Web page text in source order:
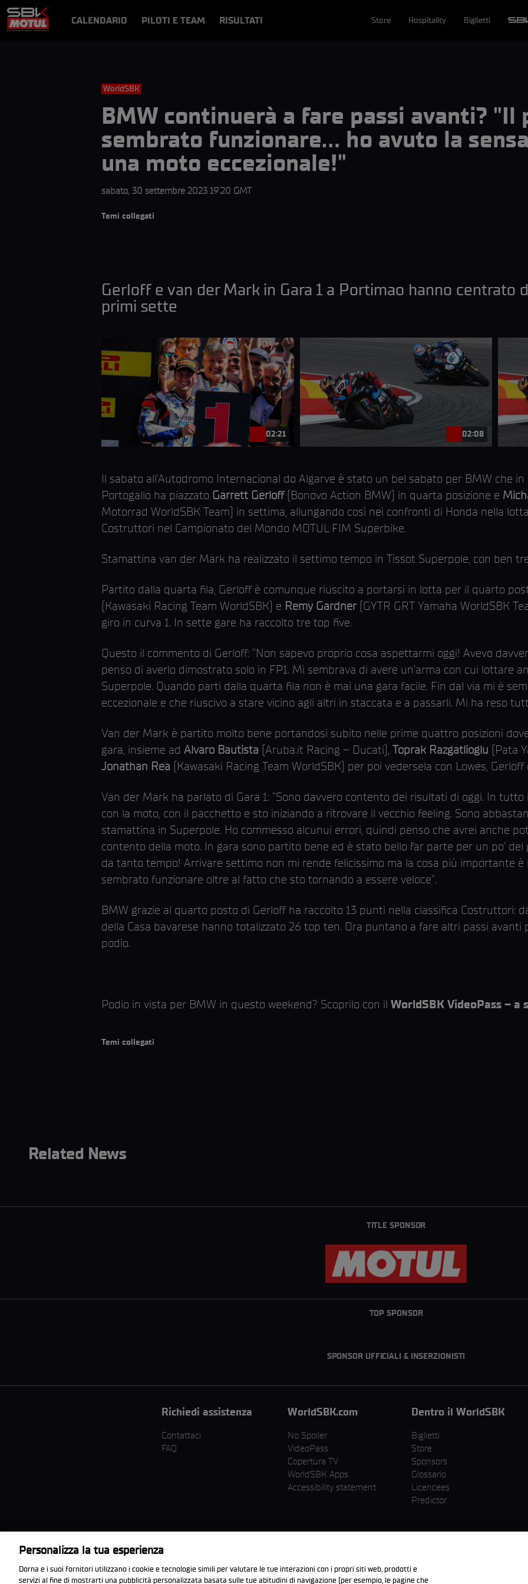
CALENDARIO PILOTI E TEAM RISULTATI Store Hospitality Biglietti
WorldSBK
BMW continuerà a fare passi avanti? "Il
sembrato funzionare… ho avuto la
una moto eccezionale!"
sabato, 30 settembre 2023 19:20 GMT
Temi collegati
Gerloff e van der Mark in Gara 1 a Portimao hanno centrato
primi sette
02:21 02:08
Il sabato all’Autodromo Internacional do Algarve è stato un bel sabato per BMW che
Portogallo ha piazzato Garrett Gerloff(Bonovo Action BMW) in quarta posizione e
Motorrad WorldSBK Team) in settima, allungando così nei confronti di Honda nella
Costruttori nel Campionato del Mondo MOTUL FIM Superbike.
Stamattina van der Mark ha realizzato il settimo tempo in Tissot Superpole, con ben
Partito dalla quarta fila, Gerloff è comunque riuscito a portarsi in lotta per il quarto
(Kawasaki Racing Team WorldSBK) e Remy Gardner(GYTR GRT Yamaha WorldSBK
giro in curva 1. In sette gare ha raccolto tre top five.
Questo il commento di Gerloff: “Non sapevo proprio cosa aspettarmi oggi! Avevo
penso di averlo dimostrato solo in FP1. Mi sembrava di avere un’arma con cui lottare
Superpole. Quando parti dalla quarta fila non è mai una gara facile. Fin dal via mi è
eccezionale e che riuscivo a stare vicino agli altri in staccata e a passarli. Mi ha reso
Van der Mark è partito molto bene portandosi subito nelle prime quattro posizioni
gara, insieme ad Alvaro Bautista (Aruba.it Racing – Ducati), Toprak Razgatlioglu (Pata
Jonathan Rea (Kawasaki Racing Team WorldSBK) per poi vedersela con Lowes, Gerloff
Van der Mark ha parlato di Gara 1: “Sono davvero contento dei risultati di oggi. In
con la moto, con il pacchetto e sto iniziando a ritrovare il vecchio feeling. Sono
stamattina in Superpole. Ho commesso alcunui errori, quindi penso che avrei anche
contento della moto. In gara sono partito bene ed è stato bello far parte per un po’
da tanto tempo! Arrivare settimo non mi rende felicissimo ma la cosa più importante
sembrato funzionare oltre al fatto che sto tornando a essere veloce”.
BMW grazie al quarto posto di Gerloff ha raccolto 13 punti nella classifica Costruttori:
della Casa bavarese hanno totalizzato 26 top ten. Ora puntano a fare altri passi
podio.
Podio in vista per BMW in questo weekend? Scoprilo con il WorldSBK VideoPass – a
Temi collegati
Related News
TITLE SPONSOR
TOP SPONSOR
SPONSOR UFFICIALI & INSERZIONISTI
Richiedi assistenza
Contattaci
FAQ
WorldSBK.com
No Spoiler
VideoPass
Copertura TV
WorldSBK Apps
Accessibility statement
Dentro il WorldSBK
Biglietti
Store
Sponsors
Glossario
Licencees
Predictor
Scarica l'app ufficiale
WorldSBK
Personalizza la tua esperienza
Dorna e i suoi fornitori utilizzano i cookie e tecnologie simili per valutare le tue interazioni con i propri siti web, prodotti e
servizi al fine di mostrarti una pubblicità personalizzata basata sulle tue abitudini di navigazione (per esempio, le pagine che